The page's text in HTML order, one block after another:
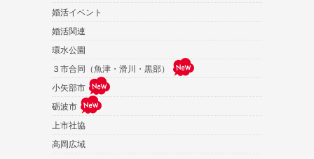
婚活イベント
婚活関連
環水公園
３市合同（魚津・滑川・黒部）
小矢部市
砺波市
上市社協
高岡広域